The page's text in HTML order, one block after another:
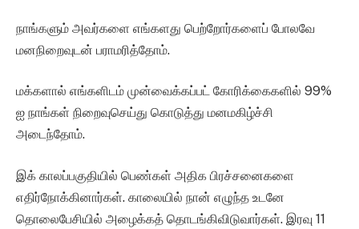
நாங்களும் அவர்களை எங்களது பெற்றோர்களைப் போலவே
மனநிறைவுடன் பராமரித்தோம்.
மக்களால் எங்களிடம் முன்வைக்கப்பட் கோரிக்கைகளில் 99%
ஐ நாங்கள் நிறைவுசெய்து கொடுத்து மனமகிழ்ச்சி
அடைந்தோம்.
இக் காலப்பகுதியில் பெண்கள் அதிக பிரச்சனைகளை
எதிர்நோக்கினார்கள். காலையில் நான் எழுந்த உடனே
தொலைபேசியில் அழைக்கத் தொடங்கிவிடுவார்கள். இரவு 11